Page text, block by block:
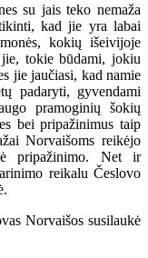
su jais teko nemaža
kad jie yra labai
kokių išeivijoje
tokie būdami, jokiu
jie jaučiasi, kad namie
padaryti, gyvendami
pramoginių šokių
bei pripažinimus taip
Norvaišoms reikėjo
pripažinimo. Net ir
reikalu Česlovo
Norvaišos susilaukė